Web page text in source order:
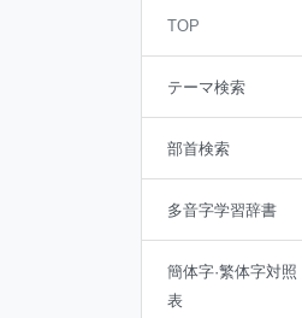
TOP
テーマ検索
部首検索
多音字学習辞書
簡体字·繁体字対照
表